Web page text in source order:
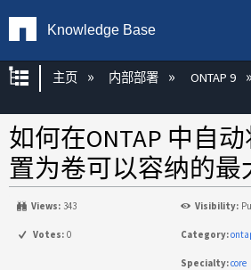
Knowledge Base
扩展/隐缩全局层次
主页 内部部署 ONTAP 9
如何在ONTAP 中自
置为卷可以容纳的最
Views: 343 Visibility:
Votes: 0 Category:
Specialty:core